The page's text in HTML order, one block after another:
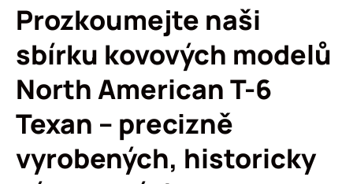
Prozkoumejte naši
sbírku kovových modelů
North American T-6
Texan – precizně
vyrobených, historicky